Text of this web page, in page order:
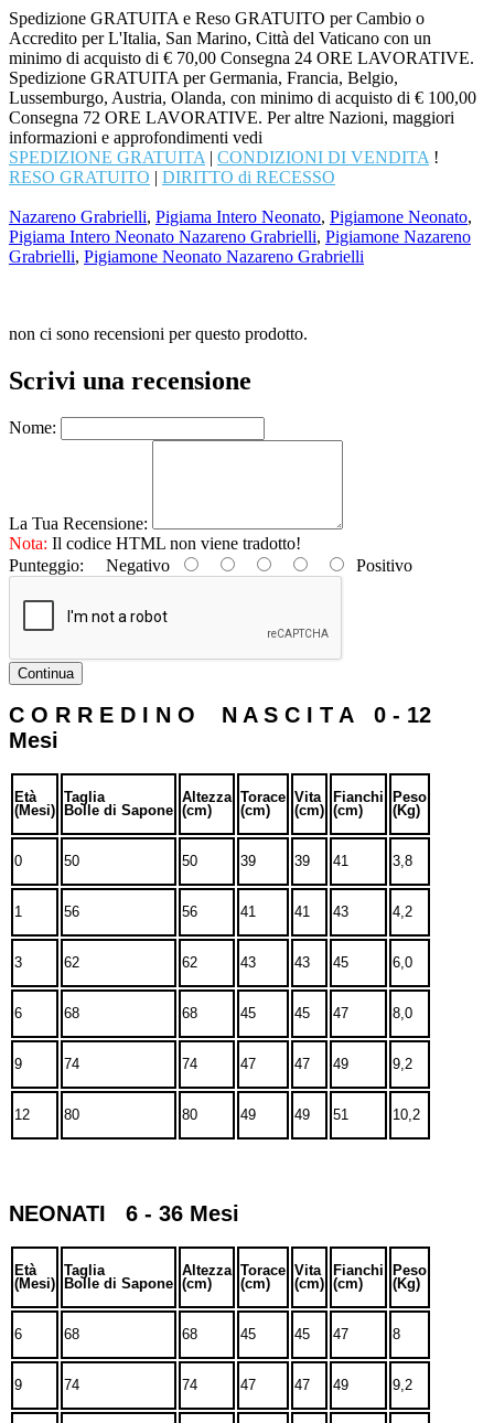
Spedizione GRATUITA e Reso GRATUITO per Cambio o
Accredito per L'Italia, San Marino, Città del Vaticano con un
minimo di acquisto di € 70,00 Consegna 24 ORE LAVORATIVE.
Spedizione GRATUITA per Germania, Francia, Belgio,
Lussemburgo, Austria, Olanda, con minimo di acquisto di € 100,00
Consegna 72 ORE LAVORATIVE. Per altre Nazioni, maggiori
informazioni e approfondimenti vedi
SPEDIZIONE GRATUITA | CONDIZIONI DI VENDITA !
RESO GRATUITO | DIRITTO di RECESSO
Nazareno Grabrielli, Pigiama Intero Neonato, Pigiamone Neonato,
Pigiama Intero Neonato Nazareno Grabrielli, Pigiamone Nazareno
Grabrielli, Pigiamone Neonato Nazareno Grabrielli
non ci sono recensioni per questo prodotto.
Scrivi una recensione
Nome:
La Tua Recensione:
Nota: Il codice HTML non viene tradotto!
Punteggio: Negativo Positivo
Continua
C O R R E D I N O N A S C I T A 0 - 12
Mesi
Età
(Mesi)
Taglia
Bolle di Sapone
Altezza
(cm)
Torace
(cm)
Vita
(cm)
Fianchi
(cm)
Peso
(Kg)
0 50 50 39 39 41 3,8
1 56 56 41 41 43 4,2
3 62 62 43 43 45 6,0
6 68 68 45 45 47 8,0
9 74 74 47 47 49 9,2
12 80 80 49 49 51 10,2
NEONATI 6 - 36 Mesi
Età
(Mesi)
Taglia
Bolle di Sapone
Altezza
(cm)
Torace
(cm)
Vita
(cm)
Fianchi
(cm)
Peso
(Kg)
6 68 68 45 45 47 8
9 74 74 47 47 49 9,2